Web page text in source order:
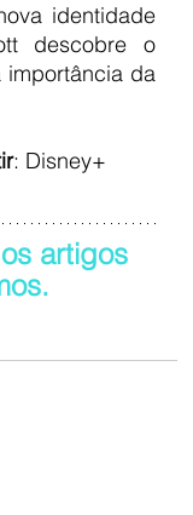
identidade
descobre o
importância da
: Disney+
artigos